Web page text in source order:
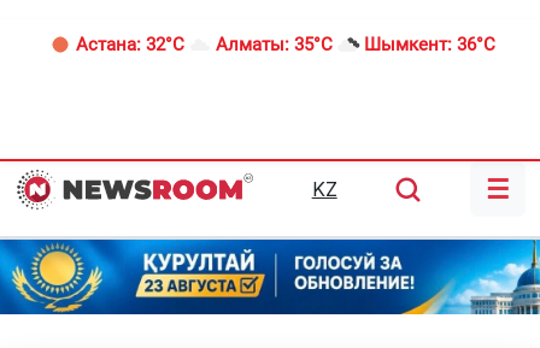
Астана: 32°C Алматы: 35°C Шымкент: 36°C
KZ ☰